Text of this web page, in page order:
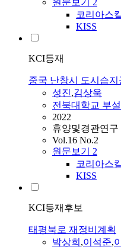
원문보기 2
코리아스
KISS
KCI등재
중국 난창시 도시습
성진,김상욱
전북대학교 부
2022
휴양및경관연구
Vol.16 No.2
원문보기 2
코리아스
KISS
KCI등재후보
태평북로 재정비계획
박상희 ,이석준,